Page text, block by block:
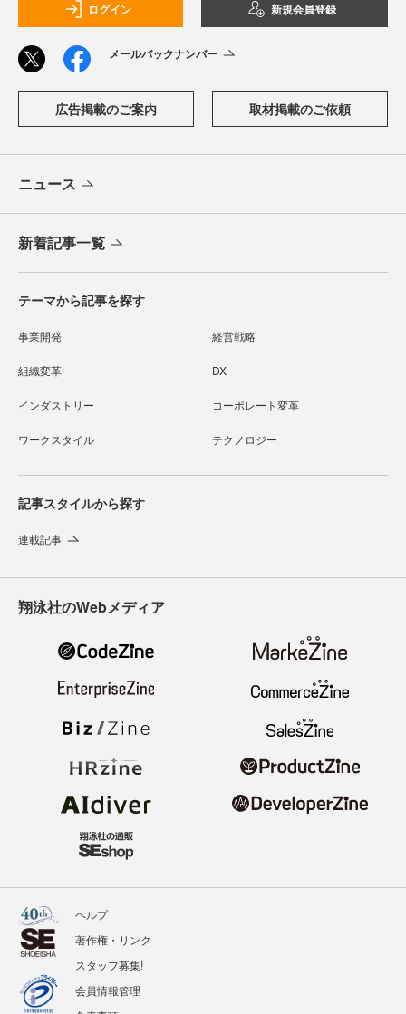
ログイン 新規会員登録
メールバックナンバー
広告掲載のご案内 取材掲載のご依頼
ニュース
新着記事一覧
テーマから記事を探す
事業開発 経営戦略
組織変革 DX
インダストリー コーポレート変革
ワークスタイル テクノロジー
記事スタイルから探す
連載記事
翔泳社のWebメディア
ヘルプ
著作権・リンク
スタッフ募集!
会員情報管理